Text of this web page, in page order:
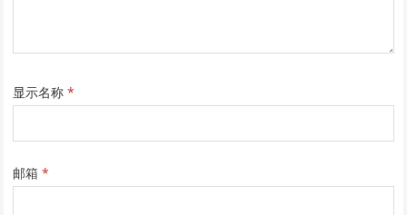
显示名称*
邮箱*